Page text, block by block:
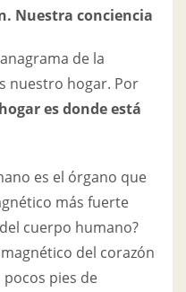
Nuestra conciencia
de la
nuestro hogar. Por
es donde está
es el órgano que
más fuerte
cuerpo humano?
del corazón
pies de